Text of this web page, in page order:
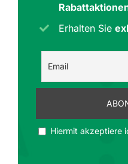
Erhalten Sie
Hiermit akzeptiere